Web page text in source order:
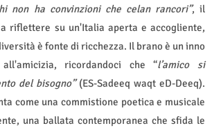
non ha convinzioni che celan rancori”, il
riflettere su un'Italia aperta e accogliente,
è fonte di ricchezza. Il brano è un inno
ricordandoci che “l’amico si
del bisogno”(ES-Sadeeq waqt eD-Deeq).
come una commistione poetica e musicale
una ballata contemporanea che sfida le